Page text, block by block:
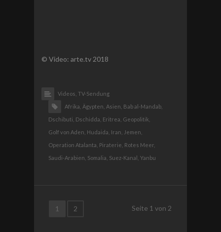
© Video: arte.tv 2018
Videos, TV-Sendung
Afrika, Ägypten, Asien, Bab al-Mandab,
Dschibuti, Dschidda, Eritrea, Geopolitik,
Golf von Aden, Hudaida, Iran,
Jemen,
Operation Atalanta, Piraterie, Rotes Meer,
Saudi-Arabien, Somalia, Suez-Kanal, Yanbu
1 2 Seite 1 von 2